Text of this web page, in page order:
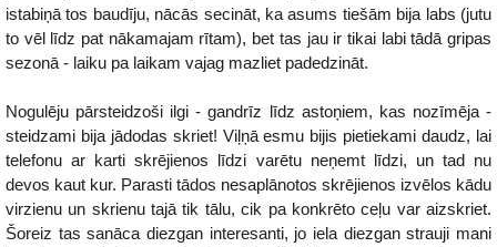
istabiņā tos baudīju, nācās secināt, ka asums tiešām bija labs (jutu
to vēl līdz pat nākamajam rītam), bet tas jau ir tikai labi tādā gripas
sezonā - laiku pa laikam vajag mazliet padedzināt.
Nogulēju pārsteidzoši ilgi - gandrīz līdz astoņiem, kas nozīmēja -
steidzami bija jādodas skriet! Viļņā esmu bijis pietiekami daudz, lai
telefonu ar karti skrējienos līdzi varētu neņemt līdzi, un tad nu
devos kaut kur. Parasti tādos nesaplānotos skrējienos izvēlos kādu
virzienu un skrienu tajā tik tālu, cik pa konkrēto ceļu var aizskriet.
Šoreiz tas sanāca diezgan interesanti, jo iela diezgan strauji mani